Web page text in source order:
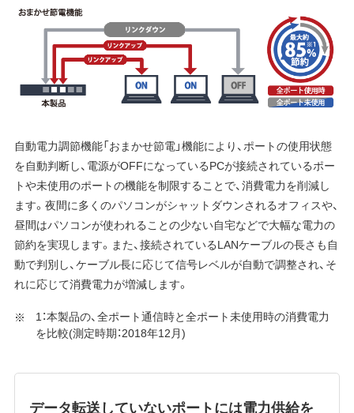
自動電力調節機能「おまかせ節電」機能により、ポートの使用状態
を自動判断し、電源がOFFになっているPCが接続されているポー
トや未使用のポートの機能を制限することで、消費電力を削減し
ます。夜間に多くのパソコンがシャットダウンされるオフィスや、
昼間はパソコンが使われることの少ない自宅などで大幅な電力の
節約を実現します。また、接続されているLANケーブルの長さも自
動で判別し、ケーブル長に応じて信号レベルが自動で調整され、そ
れに応じて消費電力が増減します。
1：本製品の、全ポート通信時と全ポート未使用時の消費電力
を比較(測定時期：2018年12月)
データ転送していないポートには電力供給を